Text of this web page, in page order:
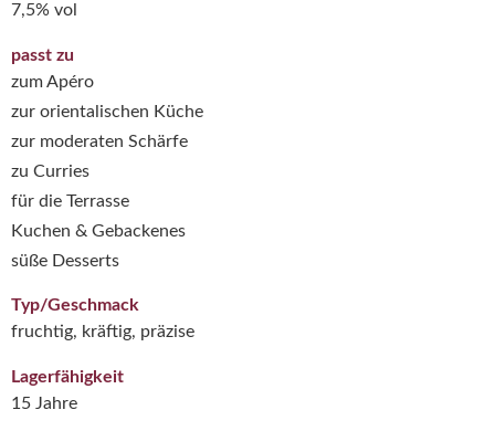
7,5% vol
passt zu
zum Apéro
zur orientalischen Küche
zur moderaten Schärfe
zu Curries
für die Terrasse
Kuchen & Gebackenes
süße Desserts
Typ/Geschmack
fruchtig, kräftig, präzise
Lagerfähigkeit
15 Jahre